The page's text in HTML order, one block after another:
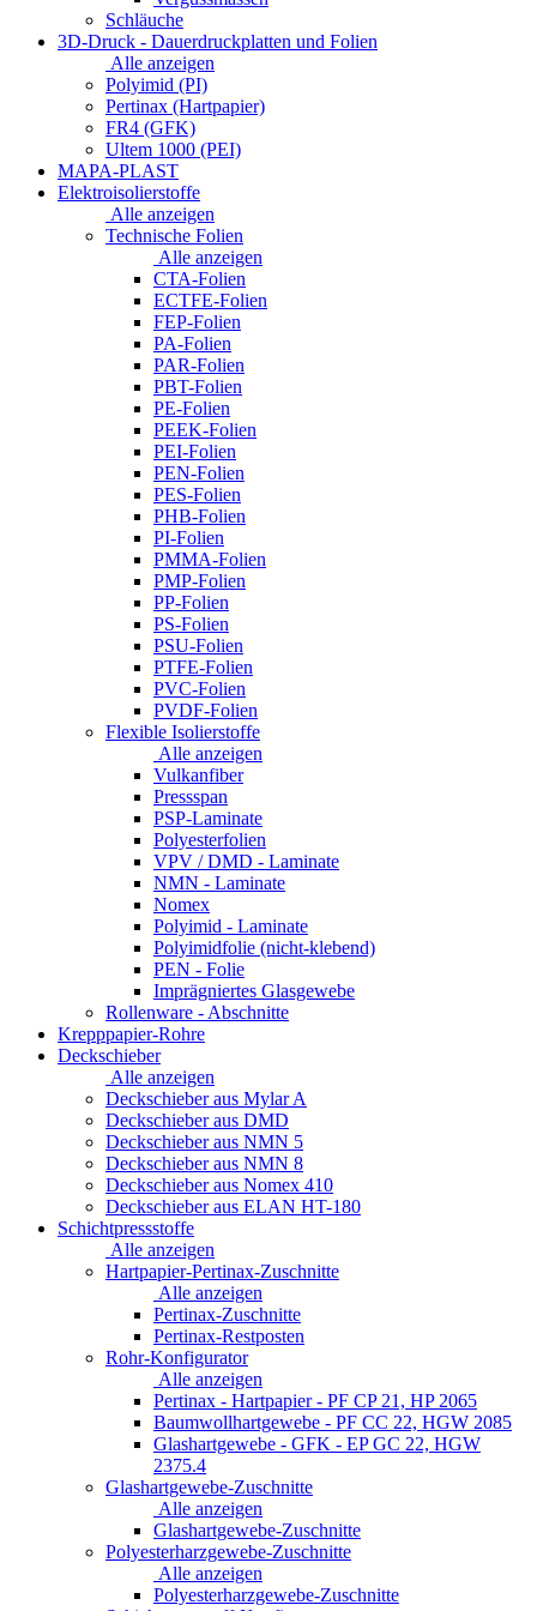
Schläuche
3D-Druck - Dauerdruckplatten und Folien
Alle anzeigen
Polyimid (PI)
Pertinax (Hartpapier)
FR4 (GFK)
Ultem 1000 (PEI)
MAPA-PLAST
Elektroisolierstoffe
Alle anzeigen
Technische Folien
Alle anzeigen
CTA-Folien
ECTFE-Folien
FEP-Folien
PA-Folien
PAR-Folien
PBT-Folien
PE-Folien
PEEK-Folien
PEI-Folien
PEN-Folien
PES-Folien
PHB-Folien
PI-Folien
PMMA-Folien
PMP-Folien
PP-Folien
PS-Folien
PSU-Folien
PTFE-Folien
PVC-Folien
PVDF-Folien
Flexible Isolierstoffe
Alle anzeigen
Vulkanfiber
Pressspan
PSP-Laminate
Polyesterfolien
VPV / DMD - Laminate
NMN - Laminate
Nomex
Polyimid - Laminate
Polyimidfolie (nicht-klebend)
PEN - Folie
Imprägniertes Glasgewebe
Rollenware - Abschnitte
Krepppapier-Rohre
Deckschieber
Alle anzeigen
Deckschieber aus Mylar A
Deckschieber aus DMD
Deckschieber aus NMN 5
Deckschieber aus NMN 8
Deckschieber aus Nomex 410
Deckschieber aus ELAN HT-180
Schichtpressstoffe
Alle anzeigen
Hartpapier-Pertinax-Zuschnitte
Alle anzeigen
Pertinax-Zuschnitte
Pertinax-Restposten
Rohr-Konfigurator
Alle anzeigen
Pertinax - Hartpapier - PF CP 21, HP 2065
Baumwollhartgewebe - PF CC 22, HGW 2085
Glashartgewebe - GFK - EP GC 22, HGW
2375.4
Glashartgewebe-Zuschnitte
Alle anzeigen
Glashartgewebe-Zuschnitte
Polyesterharzgewebe-Zuschnitte
Alle anzeigen
Polyesterharzgewebe-Zuschnitte